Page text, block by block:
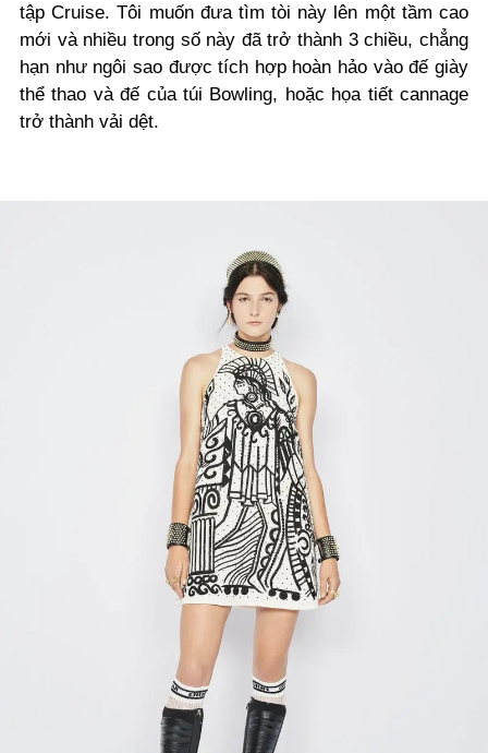
tập Cruise. Tôi muốn đưa tìm tòi này lên một tầm cao
mới và nhiều trong số này đã trở thành 3 chiều, chẳng
hạn như ngôi sao được tích hợp hoàn hảo vào đế giày
thể thao và đế của túi Bowling, hoặc họa tiết cannage
trở thành vải dệt.